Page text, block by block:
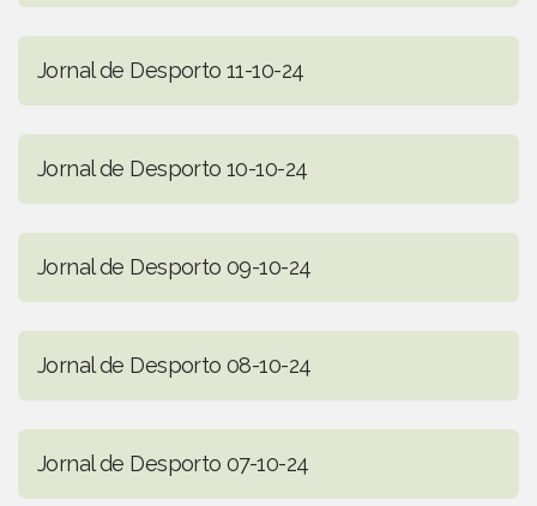
Jornal de Desporto 11-10-24
Jornal de Desporto 10-10-24
Jornal de Desporto 09-10-24
Jornal de Desporto 08-10-24
Jornal de Desporto 07-10-24